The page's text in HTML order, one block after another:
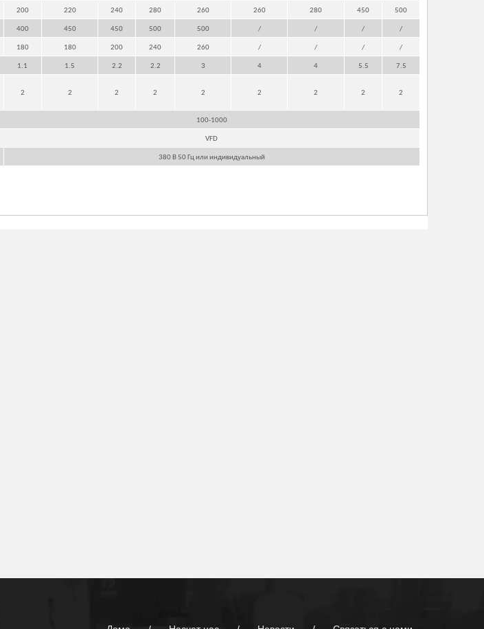
200 220 240 280 260 260 280 450 500
400 450 450 500 500 / / / /
180 180 200 240 260 / / / /
1.1 1.5 2.2 2.2 3 4 4 5.5 7.5
2 2 2 2 2 2 2 2 2
100-1000
VFD
380 В 50 Гц или индивидуальный